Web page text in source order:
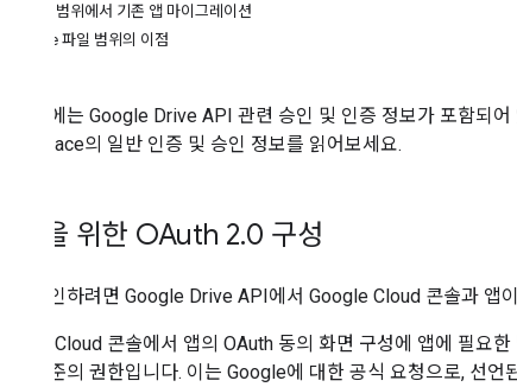
제한된 범위에서 기존 앱 마이그레이션
Drive 파일 범위의 이점
이 문서에는 Google Drive API 관련 승인 및 인증 정보가 포함되어
Workspace의 일반 인증 및 승인 정보를 읽어보세요.
승인을 위한 OAuth 2.0 구성
앱을 승인하려면 Google Drive API에서 Google Cloud 콘솔과 앱
Google Cloud 콘솔에서 앱의 OAuth 동의 화면 구성에 앱에 필요
높은 수준의 권한입니다. 이는 Google에 대한 공식 요청으로, 선